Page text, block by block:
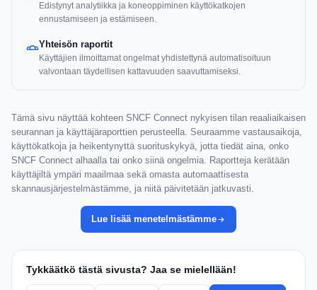
Edistynyt analytiikka ja koneoppiminen käyttökatkojen
ennustamiseen ja estämiseen.
Yhteisön raportit
Käyttäjien ilmoittamat ongelmat yhdistettynä automatisoituun
valvontaan täydellisen kattavuuden saavuttamiseksi.
Tämä sivu näyttää kohteen SNCF Connect nykyisen tilan reaaliaikaisen
seurannan ja käyttäjäraporttien perusteella. Seuraamme vastausaikoja,
käyttökatkoja ja heikentynyttä suorituskykyä, jotta tiedät aina, onko
SNCF Connect alhaalla tai onko siinä ongelmia. Raportteja kerätään
käyttäjiltä ympäri maailmaa sekä omasta automaattisesta
skannausjärjestelmästämme, ja niitä päivitetään jatkuvasti.
Lue lisää menetelmästämme
Tykkäätkö tästä sivusta? Jaa se mielellään!